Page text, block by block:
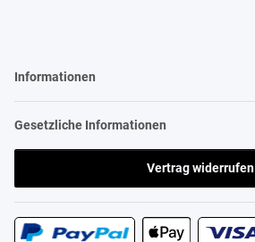
Informationen
Gesetzliche Informationen
Vertrag widerrufen